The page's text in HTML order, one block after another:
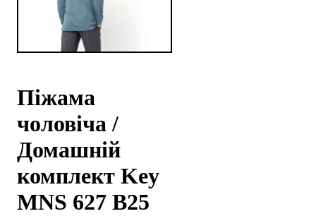
Піжама
чоловіча /
Домашній
комплект Key
MNS 627 B25